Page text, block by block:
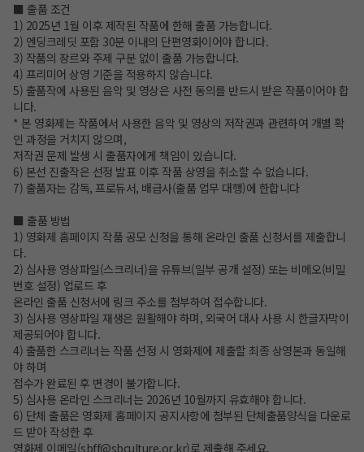
■ 출품 조건
1) 2025년 1월 이후 제작된 작품에 한해 출품 가능합니다.
2) 엔딩크레딧 포함 30분 이내의 단편영화이어야 합니다.
3) 작품의 장르와 주제 구분 없이 출품 가능합니다.
4) 프리미어 상영 기준을 적용하지 않습니다.
5) 출품작에 사용된 음악 및 영상은 사전 동의를 반드시 받은 작품이어야 합
니다.
* 본 영화제는 작품에서 사용한 음악 및 영상의 저작권과 관련하여 개별 확
인 과정을 거치지 않으며,
저작권 문제 발생 시 출품자에게 책임이 있습니다.
6) 본선 진출작은 선정 발표 이후 작품 상영을 취소할 수 없습니다.
7) 출품자는 감독, 프로듀서, 배급사(출품 업무 대행)에 한합니다
■ 출품 방법
1) 영화제 홈페이지 작품 공모 신청을 통해 온라인 출품 신청서를 제출합니
다.
2) 심사용 영상파일(스크리너)을 유튜브(일부 공개 설정) 또는 비메오(비밀
번호 설정) 업로드 후
온라인 출품 신청서에 링크 주소를 첨부하여 접수합니다.
3) 심사용 영상파일 재생은 원활해야 하며, 외국어 대사 사용 시 한글자막이
제공되어야 합니다.
4) 출품한 스크리너는 작품 선정 시 영화제에 제출할 최종 상영본과 동일해
야 하며
접수가 완료된 후 변경이 불가합니다.
5) 심사용 온라인 스크리너는 2026년 10월까지 유효해야 합니다.
6) 단체 출품은 영화제 홈페이지 공지사항에 첨부된 단체출품양식을 다운로
드 받아 작성한 후
영화제 이메일(sbff@sbculture.or.kr)로 제출해 주세요.